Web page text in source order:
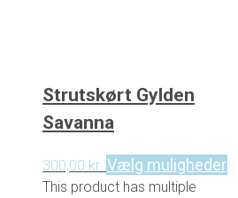
Strutskørt Gylden
Savanna
300,00 kr. Vælg muligheder
This product has multiple